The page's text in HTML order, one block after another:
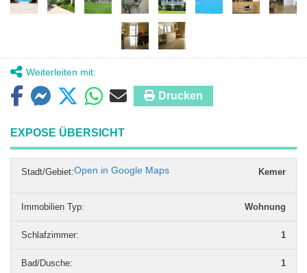
Weiterleiten mit:
Drucken
EXPOSE ÜBERSICHT
Stadt/Gebiet: Kemer
Open in Google Maps
Immobilien Typ: Wohnung
Schlafzimmer: 1
Bad/Dusche: 1